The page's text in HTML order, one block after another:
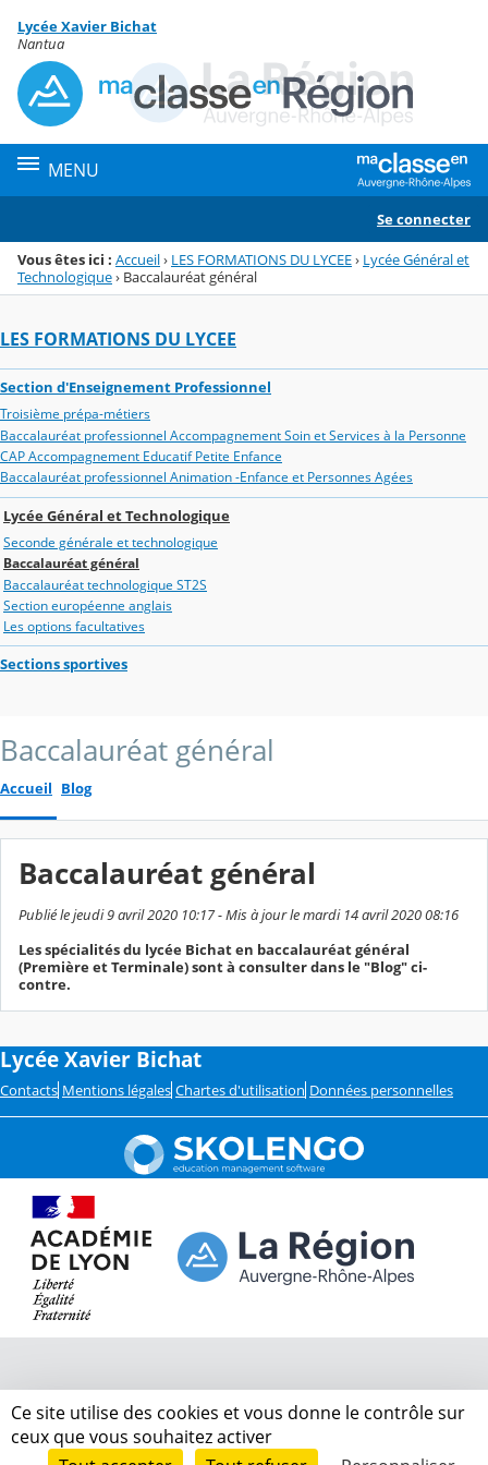
Menu de la rubrique
Contenu
Lycée Xavier Bichat
Nantua
MENU
Se connecter
Vous êtes ici : Accueil› LES FORMATIONS DU LYCEE› Lycée Général et
Technologique› Baccalauréat général
LES FORMATIONS DU LYCEE
Section d'Enseignement Professionnel
Troisième prépa-métiers
Baccalauréat professionnel Accompagnement Soin et Services à la Personne
CAP Accompagnement Educatif Petite Enfance
Baccalauréat professionnel Animation -Enfance et Personnes Agées
Lycée Général et Technologique
Seconde générale et technologique
Baccalauréat général
Baccalauréat technologique ST2S
Section européenne anglais
Les options facultatives
Sections sportives
Baccalauréat général
Accueil Blog
Baccalauréat général
Publié le jeudi 9 avril 2020 10:17 - Mis à jour le mardi 14 avril 2020 08:16
Les spécialités du lycée Bichat en baccalauréat général
(Première et Terminale) sont à consulter dans le "Blog" ci-
contre.
Lycée Xavier Bichat
Contacts Mentions légales Chartes d'utilisation Données personnelles
Ce site utilise des cookies et vous donne le contrôle sur
ceux que vous souhaitez activer